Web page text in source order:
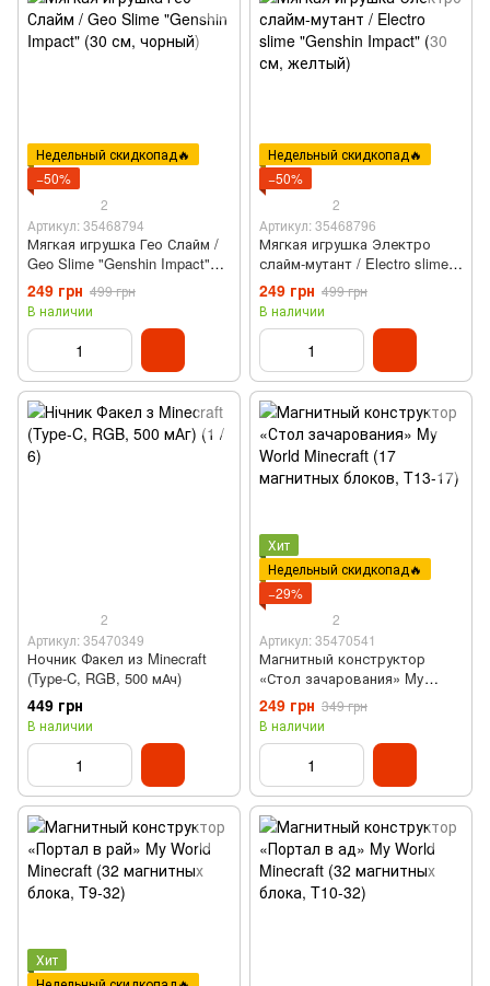
Недельный скидкопад🔥
−50%
2
Артикул: 35468794
Мягкая игрушка Гео Слайм /
Geo Slime "Genshin Impact"
(30 см, чорный)
249 грн 499 грн
В наличии
Недельный скидкопад🔥
−50%
2
Артикул: 35468796
Мягкая игрушка Электро
слайм-мутант / Electro slime
"Genshin Impact" (30 см,
желтый)
249 грн 499 грн
В наличии
2
Артикул: 35470349
Ночник Факел из Minecraft
(Type-C, RGB, 500 мАч)
449 грн
В наличии
Хит
Недельный скидкопад🔥
−29%
2
Артикул: 35470541
Магнитный конструктор
«Стол зачарования» My
World Minecraft (17 магнитных
блоков, T13-17)
249 грн 349 грн
В наличии
Хит